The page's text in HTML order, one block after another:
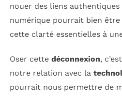
nouer des liens
numérique pourrait bien
cette clarté essentielles à
Oser cette déconnexion,
notre relation avec la
pourrait nous permettre de